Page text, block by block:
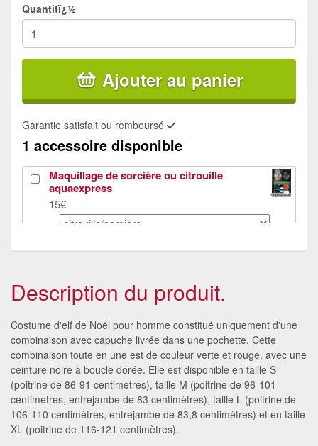
Quantitï¿½
Ajouter au panier
Garantie satisfait ou remboursé
1 accessoire disponible
Maquillage de sorcière ou citrouille
aquaexpress
15€
Description du produit.
Costume d'elf de Noël pour homme constitué uniquement d'une
combinaison avec capuche livrée dans une pochette. Cette
combinaison toute en une est de couleur verte et rouge, avec une
ceinture noire à boucle dorée. Elle est disponible en taille S
(poitrine de 86-91 centimètres), taille M (poitrine de 96-101
centimètres, entrejambe de 83 centimètres), taille L (poitrine de
106-110 centimètres, entrejambe de 83,8 centimètres) et en taille
XL (poitrine de 116-121 centimètres).